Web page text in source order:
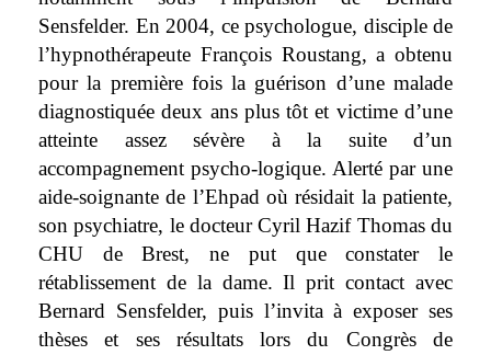
Sensfelder. En 2004, ce psychologue, disciple de
l’hypnothérapeute François Roustang, a obtenu
pour la première fois la guérison d’une malade
diagnostiquée deux ans plus tôt et victime d’une
atteinte assez sévère à la suite d’un
accompagnement psycho-logique. Alerté par une
aide-soignante de l’Ehpad où résidait la patiente,
son psychiatre, le docteur Cyril Hazif Thomas du
CHU de Brest, ne put que constater le
rétablissement de la dame. Il prit contact avec
Bernard Sensfelder, puis l’invita à exposer ses
thèses et ses résultats lors du Congrès de